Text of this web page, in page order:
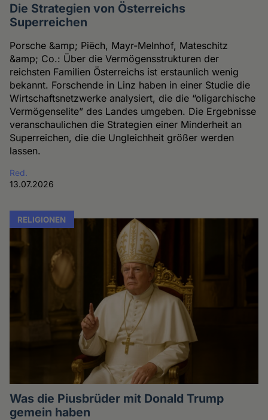
Die Strategien von Österreichs
Superreichen
Porsche &amp; Piëch, Mayr-Melnhof, Mateschitz
&amp; Co.: Über die Vermögensstrukturen der
reichsten Familien Österreichs ist erstaunlich wenig
bekannt. Forschende in Linz haben in einer Studie die
Wirtschaftsnetzwerke analysiert, die die “oligarchische
Vermögenselite” des Landes umgeben. Die Ergebnisse
veranschaulichen die Strategien einer Minderheit an
Superreichen, die die Ungleichheit größer werden
lassen.
Red.
13.07.2026
RELIGIONEN
Was die Piusbrüder mit Donald Trump
gemein haben